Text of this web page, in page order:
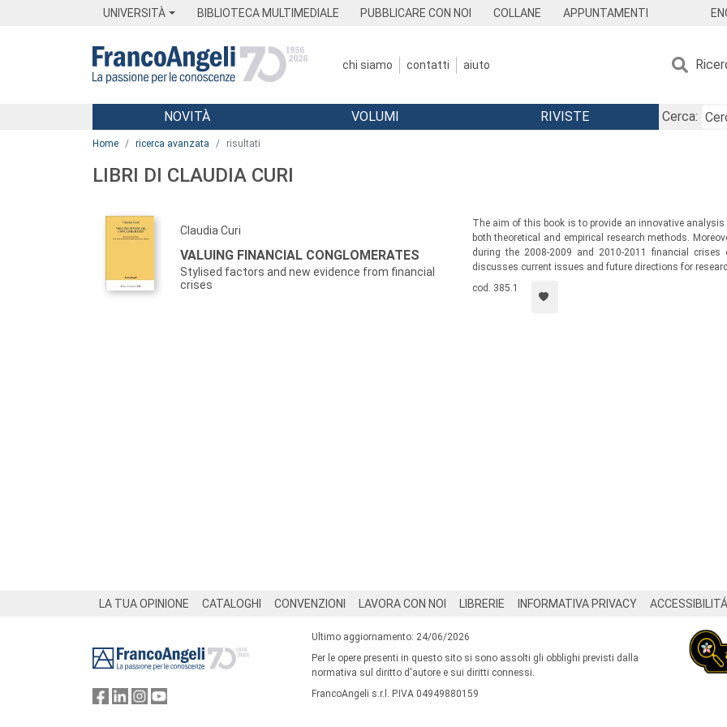
UNIVERSITÀ BIBLIOTECA MULTIMEDIALE PUBBLICARE CON NOI COLLANE APPUNTAMENTI
chi siamo contatti aiuto
Menu
NOVITÀ VOLUMI RIVISTE
Cerca:
Home ricerca avanzata risultati
LIBRI DI CLAUDIA CURI
Claudia Curi
VALUING FINANCIAL CONGLOMERATES
Stylised factors and new evidence from financial
crises
The aim of this book is to provide an innovative
both theoretical and empirical research methods.
during the 2008-2009 and 2010-2011 financial
discusses current issues and future directions for
cod. 385.1
LA TUA OPINIONE CATALOGHI CONVENZIONI LAVORA CON NOI LIBRERIE INFORMATIVA PRIVACY ACCESSIBILITÁ
Ultimo aggiornamento: 24/06/2026
Per le opere presenti in questo sito si sono assolti gli obblighi previsti dalla
normativa sul diritto d'autore e sui diritti connessi.
FrancoAngeli s.r.l. P.IVA 04949880159